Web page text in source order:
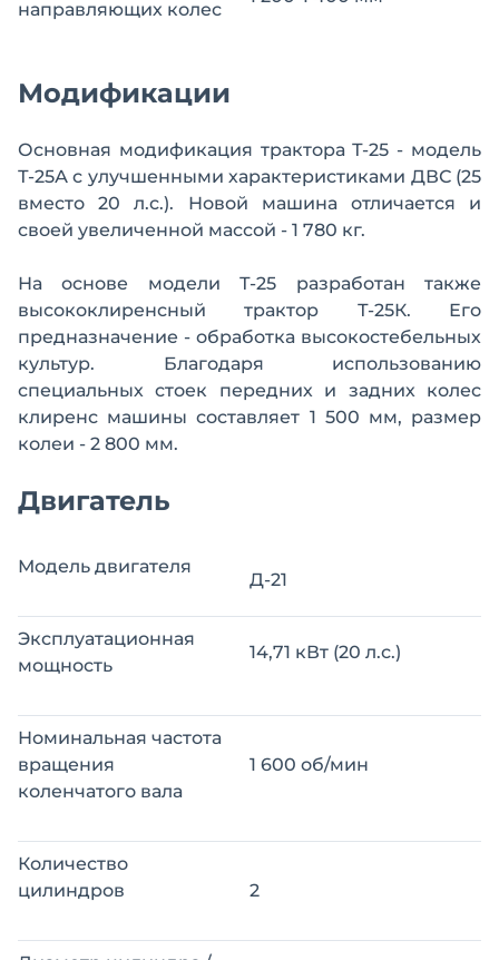
направляющих колес
Модификации
Основная модификация трактора Т-25 - модель
Т-25А с улучшенными характеристиками ДВС (25
вместо 20 л.с.). Новой машина отличается и
своей увеличенной массой - 1 780 кг.
На основе модели Т-25 разработан также
высококлиренсный трактор Т-25К. Его
предназначение - обработка высокостебельных
культур. Благодаря использованию
специальных стоек передних и задних колес
клиренс машины составляет 1 500 мм, размер
колеи - 2 800 мм.
Двигатель
Модель двигателя
Д-21
Эксплуатационная
мощность
14,71 кВт (20 л.с.)
Номинальная частота
вращения
коленчатого вала
1 600 об/мин
Количество
цилиндров
2